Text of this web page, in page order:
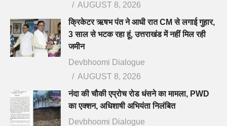
AUGUST 8, 2026
क्रिकेटर ऋषभ पंत ने आधी रात CM से लगाई गुहार,
3 साल से भटक रहा हूं, उत्तराखंड में नहीं मिल रही
जमीन
Devbhoomi Dialogue
AUGUST 8, 2026
नंदा की चौकी एप्रोच रोड धंसने का मामला, PWD
का एक्शन, अधिशाषी अभियंता निलंबित
Devbhoomi Dialogue